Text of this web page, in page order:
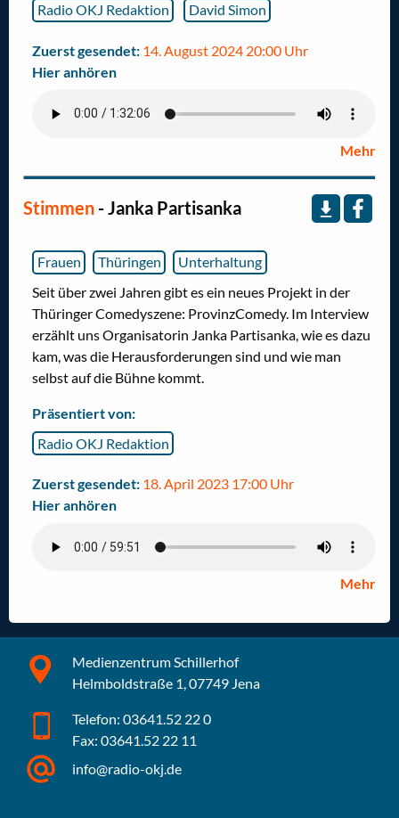
Radio OKJ Redaktion
David Simon
Zuerst gesendet: 14. August 2024 20:00 Uhr
Hier anhören
Mehr
Stimmen - Janka Partisanka
Frauen Thüringen
Unterhaltung
Seit über zwei Jahren gibt es ein neues Projekt in der
Thüringer Comedyszene: ProvinzComedy. Im Interview
erzählt uns Organisatorin Janka Partisanka, wie es dazu
kam, was die Herausforderungen sind und wie man
selbst auf die Bühne kommt.
Präsentiert von:
Radio OKJ Redaktion
Zuerst gesendet: 18. April 2023 17:00 Uhr
Hier anhören
Mehr
Medienzentrum Schillerhof
Helmboldstraße 1, 07749 Jena
Telefon: 03641.52 22 0
Fax: 03641.52 22 11
info@radio-okj.de